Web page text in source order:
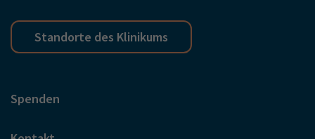
Standorte des Klinikums
Spenden